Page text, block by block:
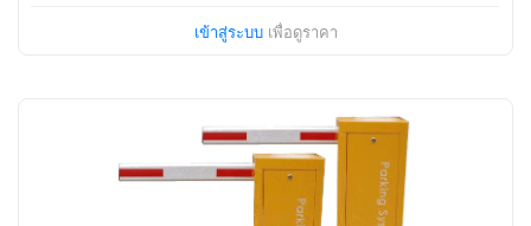
เข้าสู่ระบบเพื่อดูราคา